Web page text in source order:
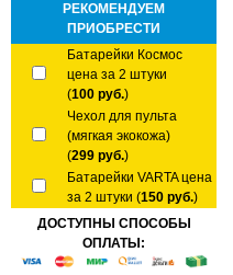
РЕКОМЕНДУЕМ
ПРИОБРЕСТИ
Батарейки Космос
цена за 2 штуки
(100 руб.)
Чехол для пульта
(мягкая экокожа)
(299 руб.)
Батарейки VARTA цена
за 2 штуки (150 руб.)
ДОСТУПНЫ СПОСОБЫ
ОПЛАТЫ: